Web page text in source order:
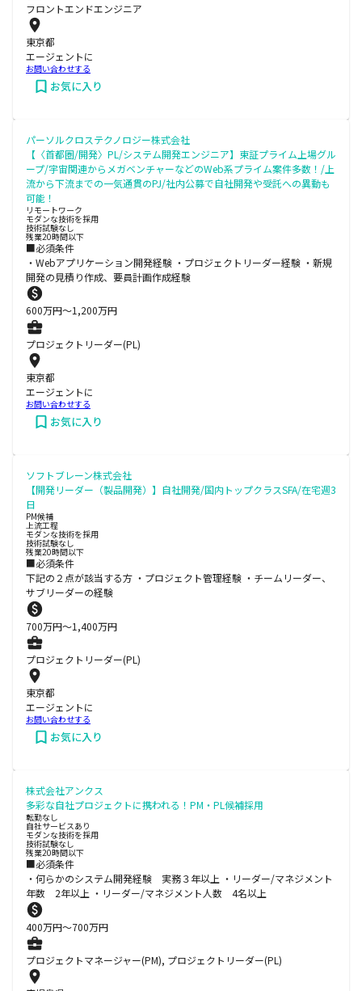
フロントエンドエンジニア
東京都
エージェントに
お問い合わせする
お気に入り
パーソルクロステクノロジー株式会社
【〈首都圏/開発〉PL/システム開発エンジニア】東証プライム上場グル
ープ/宇宙関連からメガベンチャーなどのWeb系プライム案件多数！/上
流から下流までの一気通貫のPJ/社内公募で自社開発や受託への異動も
可能！
リモートワーク
モダンな技術を採用
技術試験なし
残業20時間以下
■必須条件
・Webアプリケーション開発経験 ・プロジェクトリーダー経験 ・新規
開発の見積り作成、要員計画作成経験
600万円〜1,200万円
プロジェクトリーダー(PL)
東京都
エージェントに
お問い合わせする
お気に入り
ソフトブレーン株式会社
【開発リーダー（製品開発）】自社開発/国内トップクラスSFA/在宅週3
日
PM候補
上流工程
モダンな技術を採用
技術試験なし
残業20時間以下
■必須条件
下記の２点が該当する方 ・プロジェクト管理経験 ・チームリーダー、
サブリーダーの経験
700万円〜1,400万円
プロジェクトリーダー(PL)
東京都
エージェントに
お問い合わせする
お気に入り
株式会社アンクス
多彩な自社プロジェクトに携われる！PM・PL候補採用
転勤なし
自社サービスあり
モダンな技術を採用
技術試験なし
残業20時間以下
■必須条件
・何らかのシステム開発経験 実務３年以上 ・リーダー/マネジメント
年数 2年以上 ・リーダー/マネジメント人数 4名以上
400万円〜700万円
プロジェクトマネージャー(PM), プロジェクトリーダー(PL)